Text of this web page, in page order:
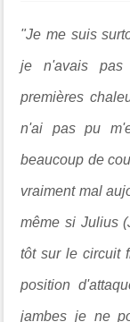
"Je me suis
je n'avais pas
premières
n'ai pas pu
beaucoup de
vraiment mal
même si Julius
tôt sur le circuit
position
jambes je ne